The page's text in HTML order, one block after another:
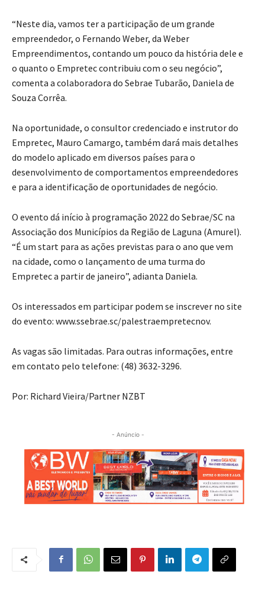
“Neste dia, vamos ter a participação de um grande
empreendedor, o Fernando Weber, da Weber
Empreendimentos, contando um pouco da história dele e
o quanto o Empretec contribuiu com o seu negócio”,
comenta a colaboradora do Sebrae Tubarão, Daniela de
Souza Corrêa.
Na oportunidade, o consultor credenciado e instrutor do
Empretec, Mauro Camargo, também dará mais detalhes
do modelo aplicado em diversos países para o
desenvolvimento de comportamentos empreendedores
e para a identificação de oportunidades de negócio.
O evento dá início à programação 2022 do Sebrae/SC na
Associação dos Municípios da Região de Laguna (Amurel).
“É um start para as ações previstas para o ano que vem
na cidade, como o lançamento de uma turma do
Empretec a partir de janeiro”, adianta Daniela.
Os interessados em participar podem se inscrever no site
do evento: www.ssebrae.sc/palestraempretecnov.
As vagas são limitadas. Para outras informações, entre
em contato pelo telefone: (48) 3632-3296.
Por: Richard Vieira/Partner NZBT
- Anúncio -